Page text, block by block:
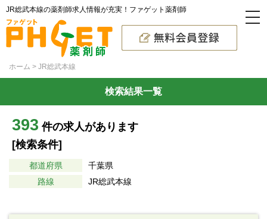
JR総武本線の薬剤師求人情報が充実！ファゲット薬剤師
ホーム JR総武本線
検索結果一覧
393 件の求人があります
[検索条件]
都道府県
千葉県
路線
JR総武本線